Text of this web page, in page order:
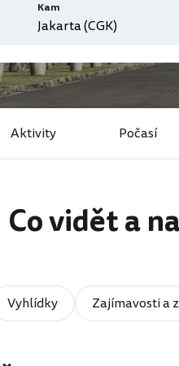
Kam
Aktivity Počasí
Co vidět a
Vyhlídky Zajímavosti a